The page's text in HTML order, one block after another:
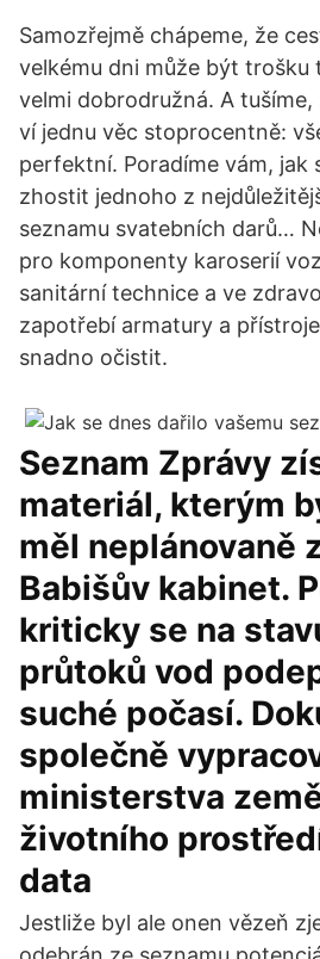
Samozřejmě chápeme, že
velkému dni může být trošku
velmi dobrodružná. A tušíme,
ví jednu věc stoprocentně:
perfektní. Poradíme vám, jak
zhostit jednoho z
seznamu svatebních darů…
pro komponenty karoserií
sanitární technice a ve
zapotřebí armatury a
snadno očistit.
Seznam Zprávy
materiál, kterým
měl neplánovaně
Babišův kabinet.
kriticky se na
průtoků vod
suché počasí.
společně
ministerstva
životního
data
Jestliže byl ale onen vězeň